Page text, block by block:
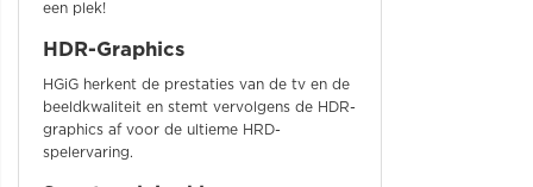
een plek!
HDR-Graphics
HGiG herkent de prestaties van de tv en de
beeldkwaliteit en stemt vervolgens de HDR-
graphics af voor de ultieme HRD-
spelervaring.